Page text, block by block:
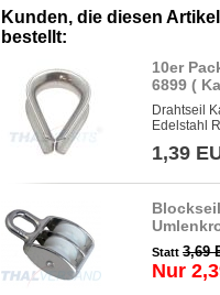
Kunden, die diesen
bestellt:
10er
6899 (
Drahtseil
Edelstahl
1,39
Statt 3,69
Nur